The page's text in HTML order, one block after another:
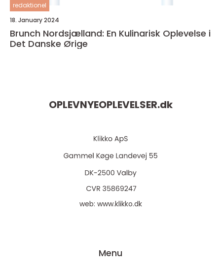
redaktionel
18. January 2024
Brunch Nordsjælland: En Kulinarisk Oplevelse i
Det Danske Ørige
OPLEVNYEOPLEVELSER.dk
web: www.klikko.dk
Menu